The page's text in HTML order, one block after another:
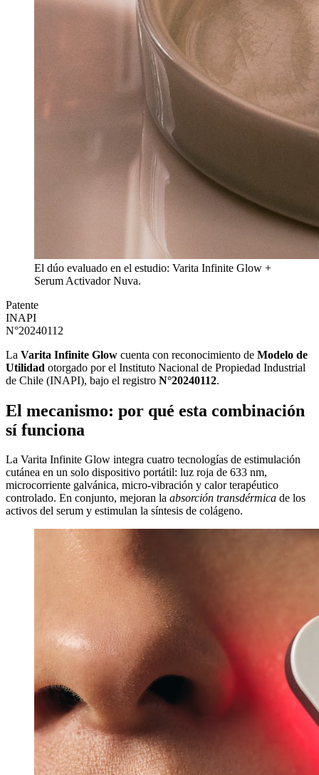
El dúo evaluado en el estudio: Varita Infinite Glow +
Serum Activador Nuva.
Patente
INAPI
N°20240112
La Varita Infinite Glow cuenta con reconocimiento de Modelo de
Utilidad otorgado por el Instituto Nacional de Propiedad Industrial
de Chile (INAPI), bajo el registro N°20240112.
El mecanismo: por qué esta combinación
sí funciona
La Varita Infinite Glow integra cuatro tecnologías de estimulación
cutánea en un solo dispositivo portátil: luz roja de 633 nm,
microcorriente galvánica, micro-vibración y calor terapéutico
controlado. En conjunto, mejoran la absorción transdérmica de los
activos del serum y estimulan la síntesis de colágeno.